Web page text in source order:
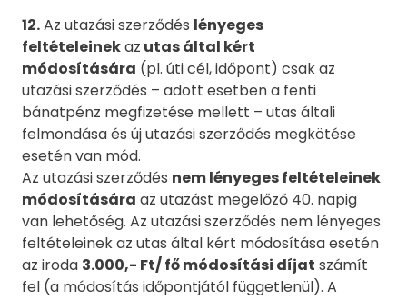
12.Az utazási szerződés lényeges
feltételeinekaz utas által kért
módosítására (pl. úti cél, időpont) csak az
utazási szerződés – adott esetben a fenti
bánatpénz megfizetése mellett – utas általi
felmondása és új utazási szerződés megkötése
esetén van mód.
Az utazási szerződés nem lényeges feltételeinek
módosítására az utazást megelőző 40. napig
van lehetőség. Az utazási szerződés nem lényeges
feltételeinek az utas által kért módosítása esetén
az iroda 3.000,- Ft/ fő módosítási díjat számít
fel (a módosítás időpontjától függetlenül). A